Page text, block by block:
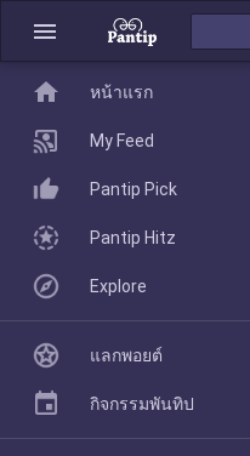
menu
home
Pantip Pick
home หน้าแรก
My Feed
Pantip Pick
Pantip Hitz
Explore
แลกพอยต์
กิจกรรมพันทิป